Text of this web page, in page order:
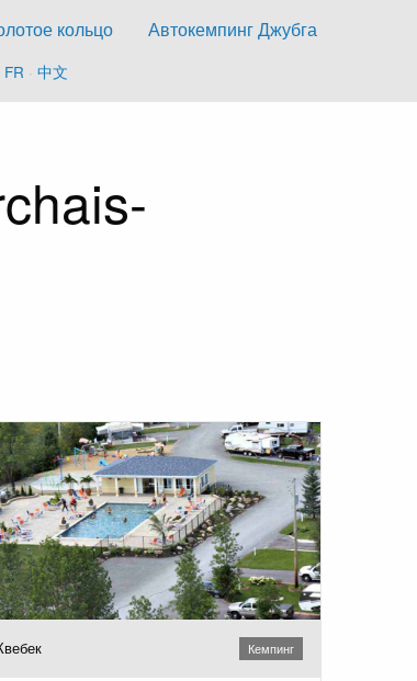
кольцо
Автокемпинг Джубга
FR · 中文
Кемпинг